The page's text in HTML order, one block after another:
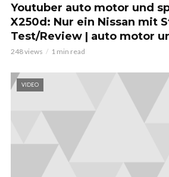
Youtuber auto motor und
X250d: Nur ein Nissan mit
Test/Review | auto motor
248 views 1 min read
VIDEO